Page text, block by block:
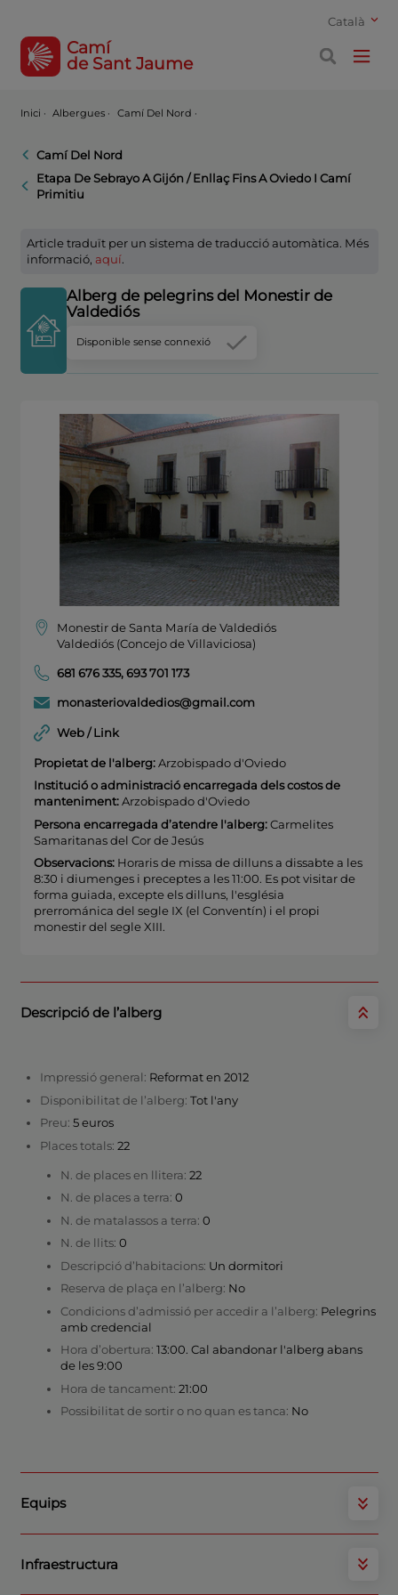
Català
Camí
de Sant Jaume
Inici · Albergues · Camí Del Nord ·
Camí Del Nord
Etapa De Sebrayo A Gijón / Enllaç Fins A Oviedo I Camí
Primitiu
Article traduït per un sistema de traducció automàtica. Més
informació, aquí.
Alberg de pelegrins del Monestir de
Valdediós
Disponible sense connexió
Monestir de Santa María de Valdediós
Valdediós (Concejo de Villaviciosa)
681 676 335,693 701 173
monasteriovaldedios@gmail.com
Web / Link
Propietat de l'alberg:Arzobispado d'Oviedo
Institució o administració encarregada dels costos de
manteniment:Arzobispado d'Oviedo
Persona encarregada d’atendre l'alberg:Carmelites
Samaritanas del Cor de Jesús
Observacions:Horaris de missa de dilluns a dissabte a les
8:30 i diumenges i preceptes a les 11:00. Es pot visitar de
forma guiada, excepte els dilluns, l'església
prerrománica del segle IX (el Conventín) i el propi
monestir del segle XIII.
Descripció de l’alberg
Impressió general: Reformat en 2012
Disponibilitat de l’alberg: Tot l'any
Preu: 5 euros
Places totals: 22
N. de places en llitera: 22
N. de places a terra: 0
N. de matalassos a terra: 0
N. de llits: 0
Descripció d’habitacions: Un dormitori
Reserva de plaça en l’alberg: No
Condicions d’admissió per accedir a l’alberg: Pelegrins
amb credencial
Hora d’obertura: 13:00. Cal abandonar l'alberg abans
de les 9:00
Hora de tancament: 21:00
Possibilitat de sortir o no quan es tanca: No
Equips
Infraestructura